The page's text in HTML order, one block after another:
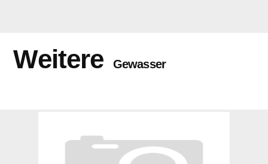
Weitere Gewasser